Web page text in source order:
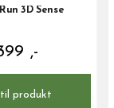
3D Sense
,-
produkt